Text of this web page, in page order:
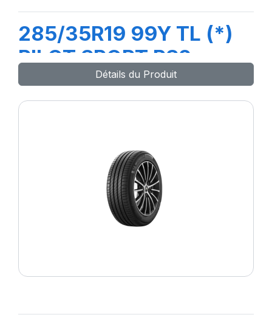
285/35R19 99Y TL (*)
PILOT SPORT PS2
Détails du Produit